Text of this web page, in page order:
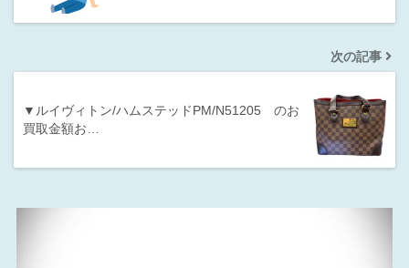
次の記事
▼ルイヴィトン/ハムステッドPM/N51205 のお
買取金額お…